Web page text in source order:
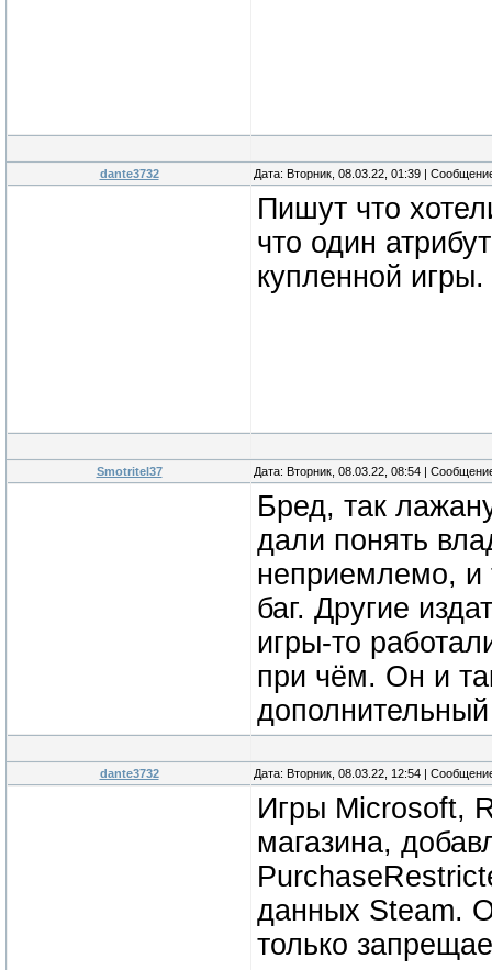
dante3732 Дата: Вторник, 08.03.22, 01:39 |
Пишут что
что один
купленной игры.
Smotritel37 Дата: Вторник, 08.03.22, 08:54 |
Бред, так
дали понять
неприемлемо, и
баг. Другие
игры-то
при чём. Он и
dante3732 Дата: Вторник, 08.03.22, 12:54 |
Игры Microsoft,
магазина,
данных Steam.
только